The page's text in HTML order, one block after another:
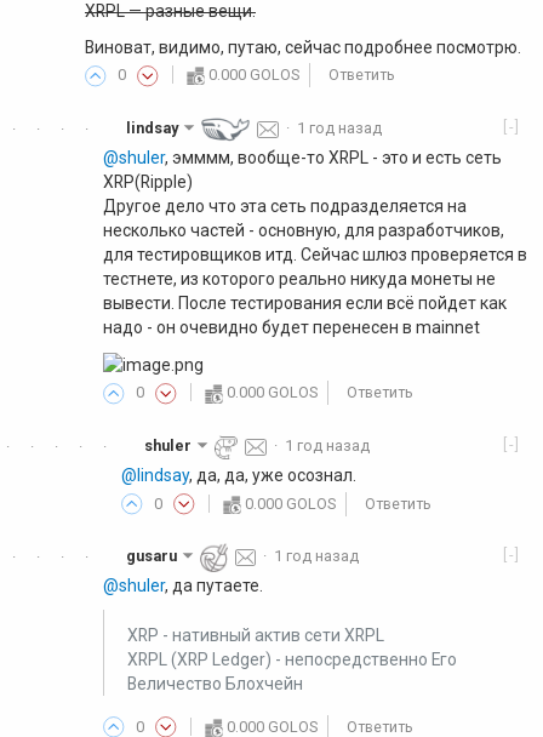
XRPL — разные вещи.
Виноват, видимо, путаю, сейчас подробнее посмотрю.
0 0.000 GOLOS Ответить
·
·
·
· [-]
lindsay · 1 год назад
@shuler, эмммм, вообще-то XRPL - это и есть сеть
XRP(Ripple)
Другое дело что эта сеть подразделяется на
несколько частей - основную, для разработчиков,
для тестировщиков итд. Сейчас шлюз проверяется в
тестнете, из которого реально никуда монеты не
вывести. После тестирования если всё пойдет как
надо - он очевидно будет перенесен в mainnet
0 0.000 GOLOS Ответить
·
·
·
·
· [-]
shuler · 1 год назад
@lindsay, да, да, уже осознал.
0 0.000 GOLOS Ответить
·
·
·
· [-]
gusaru · 1 год назад
@shuler, да путаете.
XRP - нативный актив сети XRPL
XRPL (XRP Ledger) - непосредственно Его
Величество Блохчейн
0 0.000 GOLOS Ответить